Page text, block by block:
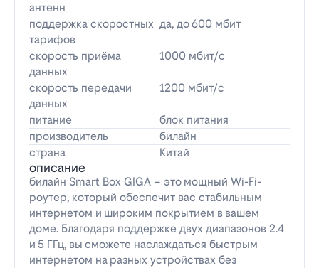
антенн
поддержка скоростных
тарифов
да, до 600 мбит
скорость приёма
данных
1000 мбит/с
скорость передачи
данных
1200 мбит/с
питание
блок питания
производитель
билайн
страна
Китай
описание
билайн Smart Box GIGA – это мощный Wi-Fi-
роутер, который обеспечит вас стабильным
интернетом и широким покрытием в вашем
доме. Благодаря поддержке двух диапазонов 2.4
и 5 ГГц, вы сможете наслаждаться быстрым
интернетом на разных устройствах без